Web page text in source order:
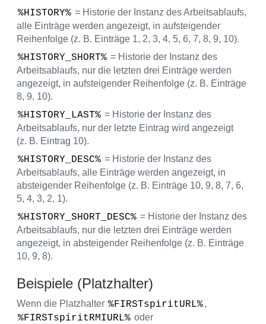
%HISTORY% = Historie der Instanz des Arbeitsablaufs,
alle Einträge werden angezeigt, in aufsteigender
Reihenfolge (z. B. Einträge 1, 2, 3, 4, 5, 6, 7, 8, 9, 10).
%HISTORY_SHORT% = Historie der Instanz des
Arbeitsablaufs, nur die letzten drei Einträge werden
angezeigt, in aufsteigender Reihenfolge (z. B. Einträge
8, 9, 10).
%HISTORY_LAST% = Historie der Instanz des
Arbeitsablaufs, nur der letzte Eintrag wird angezeigt
(z. B. Eintrag 10).
%HISTORY_DESC% = Historie der Instanz des
Arbeitsablaufs, alle Einträge werden angezeigt, in
absteigender Reihenfolge (z. B. Einträge 10, 9, 8, 7, 6,
5, 4, 3, 2, 1).
%HISTORY_SHORT_DESC% = Historie der Instanz des
Arbeitsablaufs, nur die letzten drei Einträge werden
angezeigt, in absteigender Reihenfolge (z. B. Einträge
10, 9, 8).
Beispiele (Platzhalter)
Wenn die Platzhalter %FIRSTspiritURL%,
%FIRSTspiritRMIURL% oder